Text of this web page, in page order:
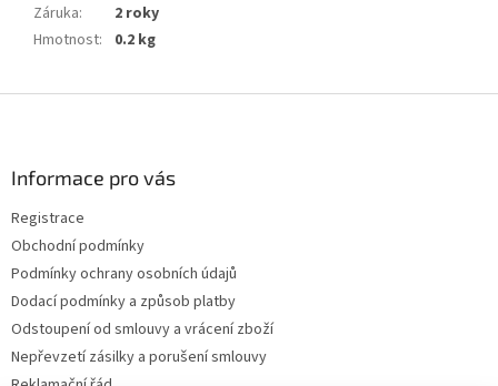
Záruka:
2 roky
Hmotnost: 0.2 kg
Informace pro vás
Registrace
Obchodní podmínky
Podmínky ochrany osobních údajů
Dodací podmínky a způsob platby
Odstoupení od smlouvy a vrácení zboží
Nepřevzetí zásilky a porušení smlouvy